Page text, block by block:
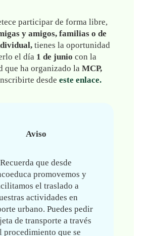
participar de forma libre,
y amigos, familias o de
tienes la oportunidad
el día 1 de junio con la
que ha organizado la MCP,
desde este enlace.
Aviso
Recuerda que desde
promovemos y
el traslado a
actividades en
urbano. Puedes pedir
de transporte a través
procedimiento que se